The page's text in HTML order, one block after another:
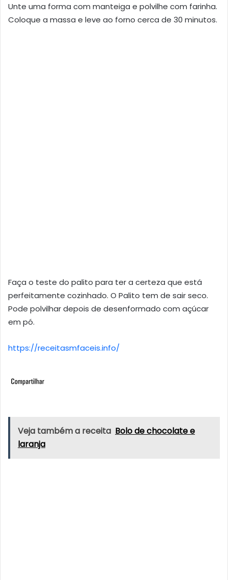
Unte uma forma com manteiga e polvilhe com farinha.
Coloque a massa e leve ao forno cerca de 30 minutos.
Faça o teste do palito para ter a certeza que está
perfeitamente cozinhado. O Palito tem de sair seco.
Pode polvilhar depois de desenformado com açúcar
em pó.
https://receitasmfaceis.info/
Veja também a receita Bolo de chocolate e
laranja